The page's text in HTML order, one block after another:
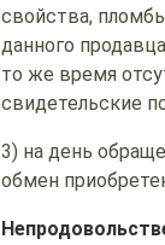
свойства,
данного
то же время
свидетельские
3) на день
обмен